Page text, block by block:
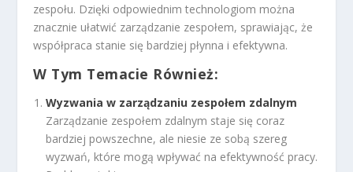
zespołu. Dzięki odpowiednim technologiom można
znacznie ułatwić zarządzanie zespołem, sprawiając, że
współpraca stanie się bardziej płynna i efektywna.
W Tym Temacie Również:
Wyzwania w zarządzaniu zespołem zdalnym
Zarządzanie zespołem zdalnym staje się coraz
bardziej powszechne, ale niesie ze sobą szereg
wyzwań, które mogą wpływać na efektywność pracy.